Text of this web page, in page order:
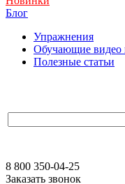
Блог
Упражнения
Обучающие видео
Полезные статьи
8 800 350-04-25
Заказать звонок